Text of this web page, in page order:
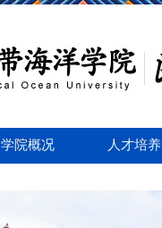
学院概况 人才培养